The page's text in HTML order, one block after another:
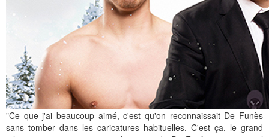
"Ce que j'ai beaucoup aimé, c'est qu'on reconnaissait De Funès
sans tomber dans les caricatures habituelles. C'est ça, le grand